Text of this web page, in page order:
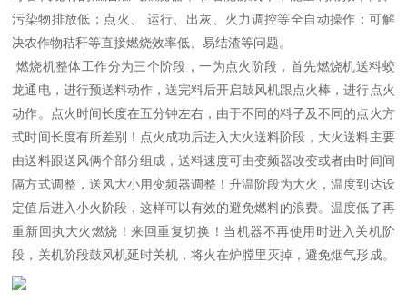
污染物排放低；点火、 运行、出灰、火力调控等全自动操作；可解
决农作物秸秆等直接燃烧效率低、易结渣等问题。
燃烧机整体工作分为三个阶段，一为点火阶段，首先燃烧机送料蛟
龙通电，进行预送料动作，送完料后开启鼓风机跟点火棒，进行点火
动作。点火时间长度在五分钟左右，由于不同的料子及不同的点火方
式时间长度有所差别！点火成功后进入大火送料阶段，大火送料主要
由送料跟送风俩个部分组成，送料速度可由变频器改变或者由时间间
隔方式调整，送风大小用变频器调整！升温阶段为大火，温度到达设
定值后进入小火阶段，这样可以有效的避免燃料的浪费。温度低了再
重新回执大火燃烧！来回重复切换！当机器不再使用时进入关机阶
段，关机阶段鼓风机延时关机，将火在炉膛里灭掉，避免烟气形成。